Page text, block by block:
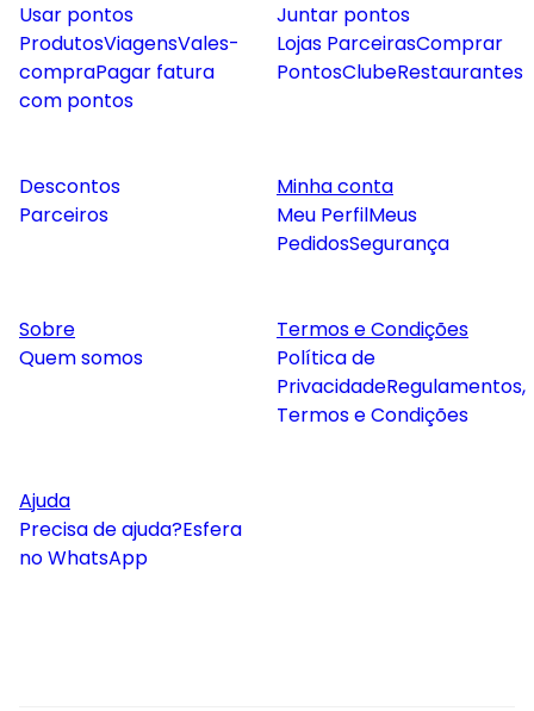
Usar pontos
ProdutosViagensVales-
compraPagar fatura
com pontos
Juntar pontos
Lojas ParceirasComprar
PontosClubeRestaurantes
Descontos
Parceiros
Minha conta
Meu PerfilMeus
PedidosSegurança
Sobre
Quem somos
Termos e Condições
Política de
PrivacidadeRegulamentos,
Termos e Condições
Ajuda
Precisa de ajuda?Esfera
no WhatsApp